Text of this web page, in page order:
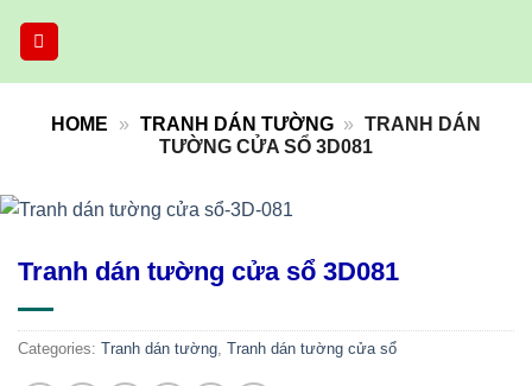
HOME » TRANH DÁN TƯỜNG » TRANH DÁN
TƯỜNG CỬA SỔ 3D081
Tranh dán tường cửa sổ 3D081
Categories: Tranh dán tường, Tranh dán tường cửa sổ